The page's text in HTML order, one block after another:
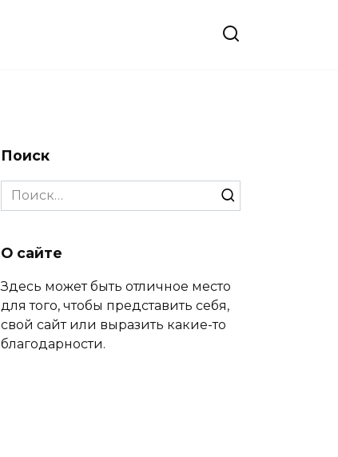
Поиск
Search
for:
О сайте
Здесь может быть отличное место
для того, чтобы представить себя,
свой сайт или выразить какие-то
благодарности.